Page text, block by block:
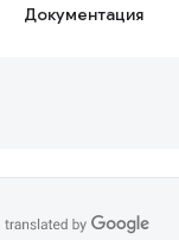
Документация